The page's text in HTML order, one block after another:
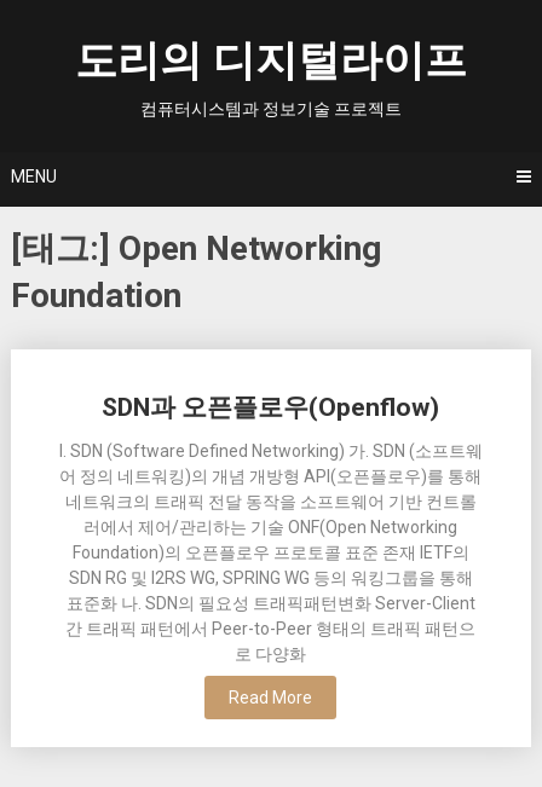
도리의 디지털라이프
컴퓨터시스템과 정보기술 프로젝트
MENU
[태그:] Open Networking
Foundation
SDN과 오픈플로우(Openflow)
I. SDN (Software Defined Networking) 가. SDN (소프트웨
어 정의 네트워킹)의 개념 개방형 API(오픈플로우)를 통해
네트워크의 트래픽 전달 동작을 소프트웨어 기반 컨트롤
러에서 제어/관리하는 기술 ONF(Open Networking
Foundation)의 오픈플로우 프로토콜 표준 존재 IETF의
SDN RG 및 I2RS WG, SPRING WG 등의 워킹그룹을 통해
표준화 나. SDN의 필요성 트래픽패턴변화 Server-Client
간 트래픽 패턴에서 Peer-to-Peer 형태의 트래픽 패턴으
로 다양화
Read More
navigation